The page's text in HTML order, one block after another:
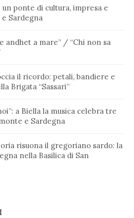
ponte di cultura, impresa e
Sardegna
andhet a mare” / “Chi non sa
il ricordo: petali, bandiere e
Brigata “Sassari”
a Biella la musica celebra tre
e Sardegna
risuona il gregoriano sardo: la
nella Basilica di San